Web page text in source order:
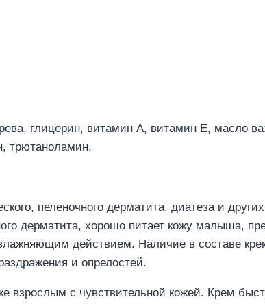
глицерин, витамин А, витамин Е, масло
трютаноламин.
пеленочного дерматита, диатеза и
дерматита, хорошо питает кожу малыша,
действием. Наличие в составе
и опрелостей.
взрослым с чувствительной кожей. Крем